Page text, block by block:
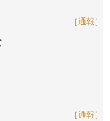
［通報］
［通報］